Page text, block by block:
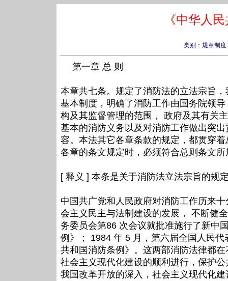
《中华人
类别：规章制
第一章 总 则
本章共七条。规定了消防法的立法宗旨
基本制度，明确了消防工作由国务院领
构及其监督管理的范围， 政府及其有关
基本的消防义务以及对消防工作做出突
容。本法其它各章条款的规定，都贯穿
各章的条文规定时，必须符合总则条文
[ 释义 ] 本条是关于消防法立法宗旨的规
中国共广党和人民政府对消防工作历来
会主义民主与法制建设的发展， 不断健
务委员会第86 次会议就批准施行了新中
例》； 1984 年 5 月，第六届全国人民
共和国消防条例》。这两部消防法律都
社会主义现代化建设的顺利进行，保护
我国改革开放的深入，社会主义现代化